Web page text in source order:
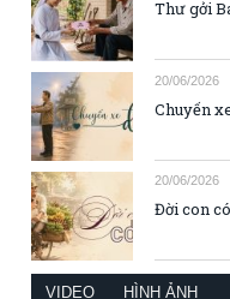
Thư gởi
20/06/2026
Chuyến
20/06/2026
Đời con
VIDEO HÌNH ẢNH